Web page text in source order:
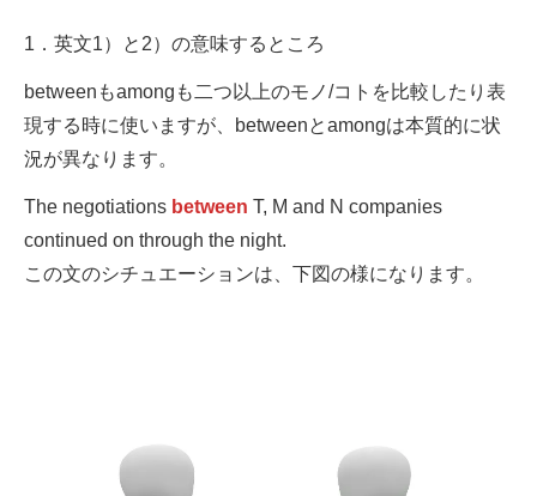
1．英文1）と2）の意味するところ
betweenもamongも二つ以上のモノ/コトを比較したり表
現する時に使いますが、betweenとamongは本質的に状
況が異なります。
The negotiations between T, M and N companies
continued on through the night.
この文のシチュエーションは、下図の様になります。